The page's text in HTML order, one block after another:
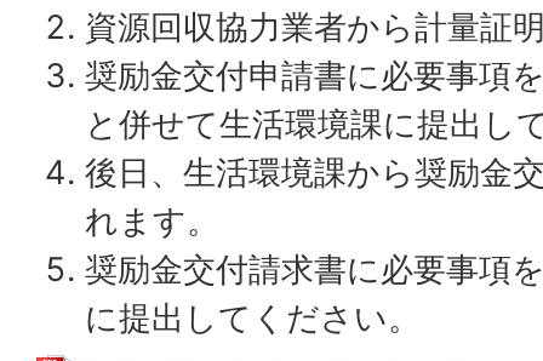
資源回収協力業者から計量証
奨励金交付申請書に必要事項
と併せて生活環境課に提出し
後日、生活環境課から奨励金
れます。
奨励金交付請求書に必要事項
に提出してください。